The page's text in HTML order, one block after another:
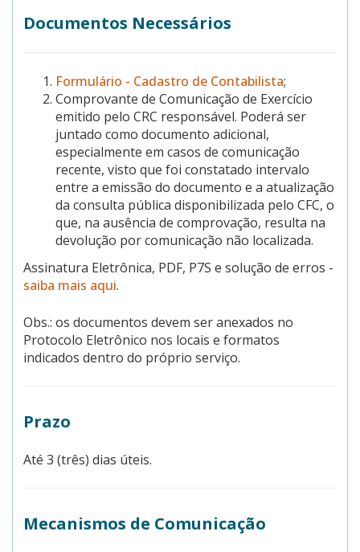
Documentos Necessários
Formulário - Cadastro de Contabilista;
Comprovante de Comunicação de Exercício
emitido pelo CRC responsável. Poderá ser
juntado como documento adicional,
especialmente em casos de comunicação
recente, visto que foi constatado intervalo
entre a emissão do documento e a atualização
da consulta pública disponibilizada pelo CFC, o
que, na ausência de comprovação, resulta na
devolução por comunicação não localizada.
Assinatura Eletrônica, PDF, P7S e solução de erros -
saiba mais aqui.
Obs.: os documentos devem ser anexados no
Protocolo Eletrônico nos locais e formatos
indicados dentro do próprio serviço.
Prazo
Até 3 (três) dias úteis.
Mecanismos de Comunicação